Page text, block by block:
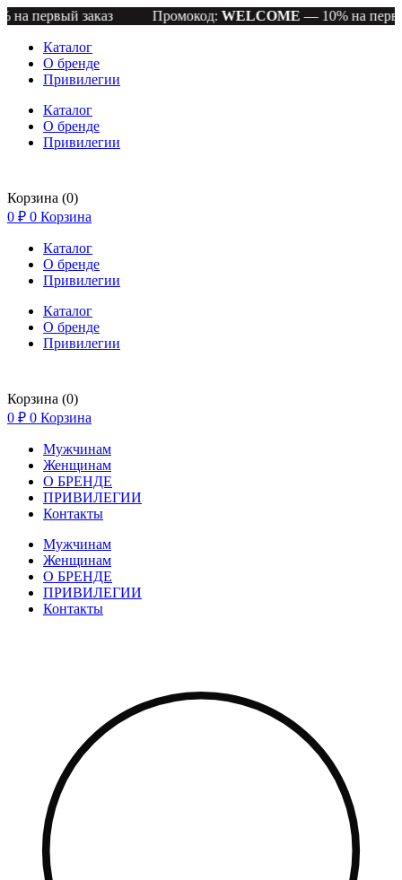
заказ Промокод:WELCOME— 10% на первый заказ
Каталог
О бренде
Привилегии
Каталог
О бренде
Привилегии
Корзина (0)
0 ₽ 0 Корзина
Каталог
О бренде
Привилегии
Каталог
О бренде
Привилегии
Корзина (0)
0 ₽ 0 Корзина
Мужчинам
Женщинам
О БРЕНДЕ
ПРИВИЛЕГИИ
Контакты
Мужчинам
Женщинам
О БРЕНДЕ
ПРИВИЛЕГИИ
Контакты